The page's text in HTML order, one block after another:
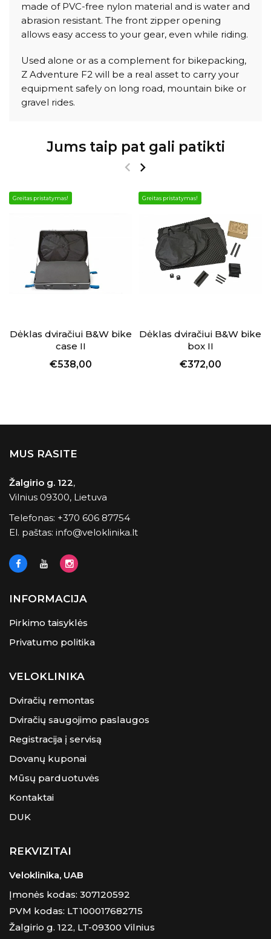
made of PVC-free nylon material and is water and
abrasion resistant. The front zipper opening
allows easy access to your gear, even while riding.
Used alone or as a complement for bikepacking,
Z Adventure F2 will be a real asset to carry your
equipment safely on long road, mountain bike or
gravel rides.
Jums taip pat gali patikti
Greitas pristatymas!
Dėklas dviračiui B&W bike
case II
€538,00
Greitas pristatymas!
Dėklas dviračiui B&W bike
box II
€372,00
MUS RASITE
Žalgirio g. 122,
Vilnius 09300, Lietuva
Telefonas: +370 606 87754
El. paštas: info@veloklinika.lt
INFORMACIJA
Pirkimo taisyklės
Privatumo politika
VELOKLINIKA
Dviračių remontas
Dviračių saugojimo paslaugos
Registracija į servisą
Dovanų kuponai
Mūsų parduotuvės
Kontaktai
DUK
REKVIZITAI
Veloklinika, UAB
Įmonės kodas: 307120592
PVM kodas: LT100017682715
Žalgirio g. 122, LT-09300 Vilnius